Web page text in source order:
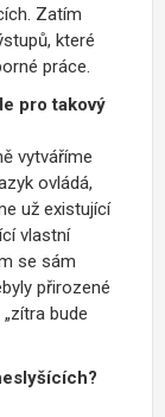
Zatím
které
práce.
pro takový
vytváříme
ovládá,
už existující
vlastní
se sám
přirozené
bude